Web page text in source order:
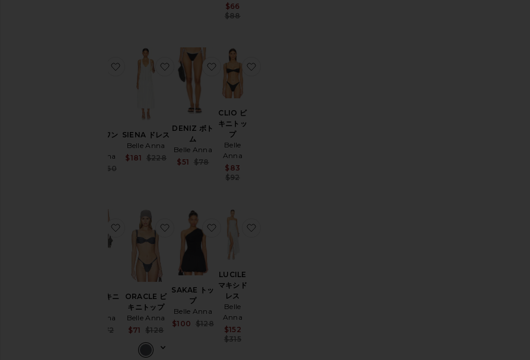
$66
$88
MARIN ワン
Belle Anna
$160
お気に入りMARIN ワンピース
SIENA ドレス
Belle Anna
Sale price:
$181
Previous price:
$228
お気に入りSIENA ドレス
DENIZ ボト
ム
Belle Anna
$51
Previous price:
$78
お気に入りDENIZ ボトム
CLIO ビ
キニトッ
プ
Belle
Anna
$83
$92
BARE ビキニ
Belle Anna
Sale price:
$72
お気に入りBARE ビキニボトム
ORACLE ビ
キニトップ
Belle Anna
Sale price:
$71
$128
お気に入りORACLE ビキニトップ
SAKAE トッ
プ
Belle Anna
$100
Previous price:
$128
お気に入りSAKAE トップ
LUCILE
マキシド
レス
Belle
Anna
$152
$315